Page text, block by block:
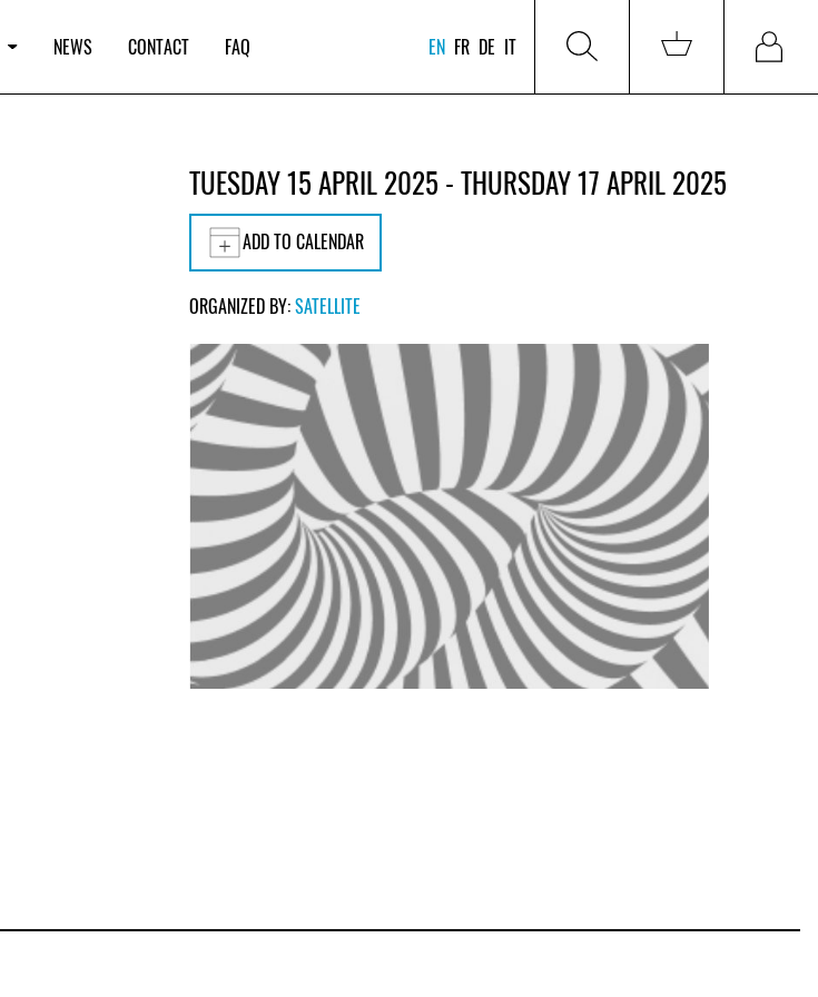
NEWS CONTACT FAQ EN FR DE IT
TUESDAY 15 APRIL 2025 - THURSDAY 17 APRIL 2025
ADD TO CALENDAR
ORGANIZED BY:SATELLITE